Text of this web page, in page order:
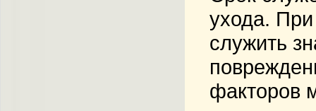
ухода.
служить
факторов